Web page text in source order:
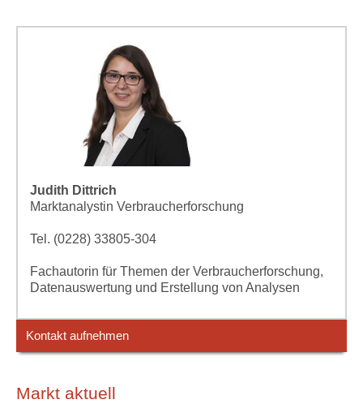
Judith Dittrich
Marktanalystin Verbraucherforschung
Tel. (0228) 33805-304
Fachautorin für Themen der Verbraucherforschung,
Datenauswertung und Erstellung von Analysen
Kontakt aufnehmen
Markt aktuell